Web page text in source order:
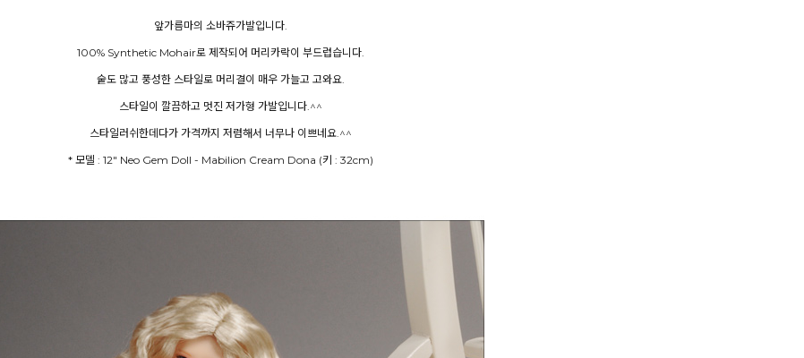
앞가름마의 소바쥬가발입니다.
100% Synthetic Mohair로 제작되어 머리카락이 부드럽습니다.
숱도 많고 풍성한 스타일로 머리결이 매우 가늘고 고와요.
스타일이 깔끔하고 멋진 저가형 가발입니다.^^
스타일러쉬한데다가 가격까지 저렴해서 너무나 이쁘네요.^^
* 모델 : 12" Neo Gem Doll - Mabilion Cream Dona (키 : 32cm)